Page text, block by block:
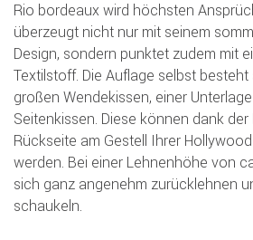
Rio bordeaux wird höchsten
überzeugt nicht nur mit seinem
Design, sondern punktet zudem mit
Textilstoff. Die Auflage selbst
großen Wendekissen, einer
Seitenkissen. Diese können dank
Rückseite am Gestell Ihrer
werden. Bei einer Lehnenhöhe von
sich ganz angenehm zurücklehnen
schaukeln.